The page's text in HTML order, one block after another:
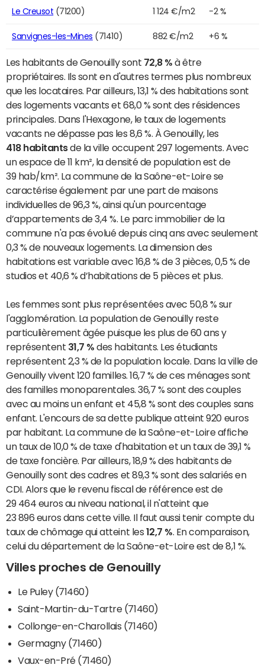
Le Creusot (71200) 1 124 €/m2 -2 %
Sanvignes-les-Mines (71410) 882 €/m2 +6 %
Les habitants de Genouilly sont 72,8 % à être
propriétaires. Ils sont en d'autres termes plus nombreux
que les locataires. Par ailleurs, 13,1 % des habitations sont
des logements vacants et 68,0 % sont des résidences
principales. Dans l'Hexagone, le taux de logements
vacants ne dépasse pas les 8,6 %. À Genouilly, les
418 habitantsde la ville occupent 297 logements. Avec
un espace de 11 km², la densité de population est de
39 hab/km². La commune de la Saône-et-Loire se
caractérise également par une part de maisons
individuelles de 96,3 %, ainsi qu'un pourcentage
d’appartements de 3,4 %. Le parc immobilier de la
commune n'a pas évolué depuis cinq ans avec seulement
0,3 % de nouveaux logements. La dimension des
habitations est variable avec 16,8 % de 3 pièces, 0,5 % de
studios et 40,6 % d’habitations de 5 pièces et plus.
Les femmes sont plus représentées avec 50,8 % sur
l'agglomération. La population de Genouilly reste
particulièrement âgée puisque les plus de 60 ans y
représentent 31,7 % des habitants. Les étudiants
représentent 2,3 % de la population locale. Dans la ville de
Genouilly vivent 120 familles. 16,7 % de ces ménages sont
des familles monoparentales. 36,7 % sont des couples
avec au moins un enfant et 45,8 % sont des couples sans
enfant. L'encours de sa dette publique atteint 920 euros
par habitant. La commune de la Saône-et-Loire affiche
un taux de 10,0 % de taxe d'habitation et un taux de 39,1 %
de taxe foncière. Par ailleurs, 18,9 % des habitants de
Genouilly sont des cadres et 89,3 % sont des salariés en
CDI. Alors que le revenu fiscal de référence est de
29 464 euros au niveau national, il n'atteint que
23 896 euros dans cette ville. Il faut aussi tenir compte du
taux de chômage qui atteint les 12,7 % . En comparaison,
celui du département de la Saône-et-Loire est de 8,1 %.
Villes proches de Genouilly
Le Puley (71460)
Saint-Martin-du-Tartre (71460)
Collonge-en-Charollais (71460)
Germagny (71460)
Vaux-en-Pré (71460)